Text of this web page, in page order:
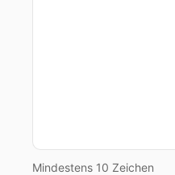
Mindestens 10 Zeichen